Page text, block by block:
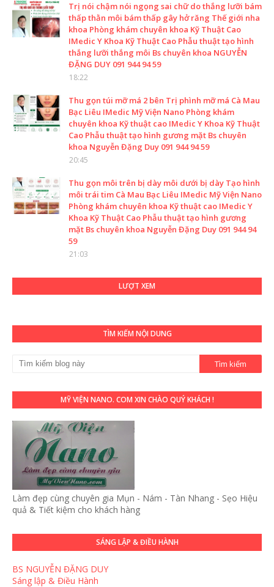
Trị nói chậm nói ngọng sai chữ do thắng lưỡi bám
thấp thằn môi bám thấp gây hở răng Thế giới nha
khoa Phòng khám chuyên khoa Kỹ Thuật Cao
IMedic Y Khoa Kỹ Thuật Cao Phẫu thuật tạo hình
thắng lưỡi thắng môi Bs chuyên khoa NGUYỄN
ĐẶNG DUY 091 944 94 59
18:22
Thu gọn túi mỡ má 2 bên Trị phình mỡ má Cà Mau
Bạc Liêu IMedic Mỹ Viện Nano Phòng khám
chuyên khoa Kỹ thuật cao IMedic Y Khoa Kỹ Thuật
Cao Phẫu thuật tạo hình gương mặt Bs chuyên
khoa Nguyễn Đặng Duy 091 944 94 59
20:45
Thu gọn môi trên bị dày môi dưới bị dày Tạo hình
môi trái tim Cà Mau Bạc Liêu IMedic Mỹ Viện Nano
Phòng khám chuyên khoa Kỹ thuật cao IMedic Y
Khoa Kỹ Thuật Cao Phẫu thuật tạo hình gương
mặt Bs chuyên khoa Nguyễn Đặng Duy 091 944 94
59
21:03
LƯỢT XEM
TÌM KIẾM NỘI DUNG
MỸ VIỆN NANO. COM XIN CHÀO QUÝ KHÁCH !
Làm đẹp cùng chuyên gia Mụn - Nám - Tàn Nhang - Sẹo Hiệu
quả & Tiết kiệm cho khách hàng
SÁNG LẬP & ĐIỀU HÀNH
BS NGUYỄN ĐẶNG DUY
Sáng lập & Điều Hành